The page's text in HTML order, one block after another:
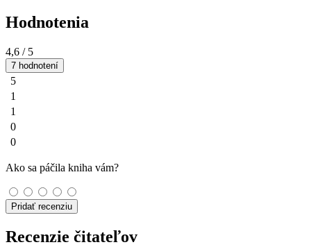
Hodnotenia
4,6 / 5
7 hodnotení
5
1
1
0
0
Ako sa páčila kniha vám?
Pridať recenziu
Recenzie čitateľov